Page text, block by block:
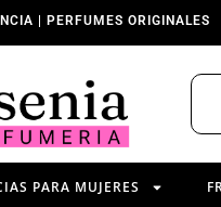
| PERFUMES ORIGINALES
PARA MUJERES